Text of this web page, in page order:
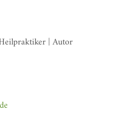
| Autor